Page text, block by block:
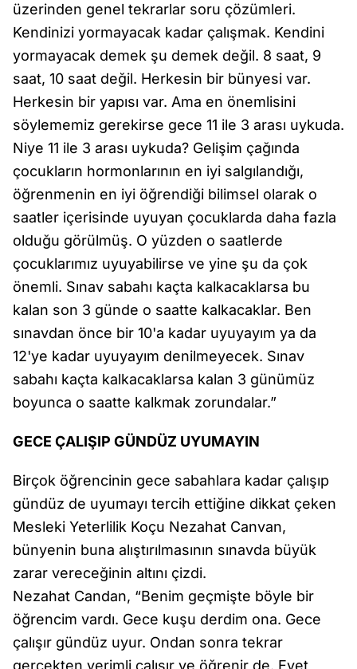
üzerinden genel tekrarlar soru çözümleri.
Kendinizi yormayacak kadar çalışmak. Kendini
yormayacak demek şu demek değil. 8 saat, 9
saat, 10 saat değil. Herkesin bir bünyesi var.
Herkesin bir yapısı var. Ama en önemlisini
söylememiz gerekirse gece 11 ile 3 arası uykuda.
Niye 11 ile 3 arası uykuda? Gelişim çağında
çocukların hormonlarının en iyi salgılandığı,
öğrenmenin en iyi öğrendiği bilimsel olarak o
saatler içerisinde uyuyan çocuklarda daha fazla
olduğu görülmüş. O yüzden o saatlerde
çocuklarımız uyuyabilirse ve yine şu da çok
önemli. Sınav sabahı kaçta kalkacaklarsa bu
kalan son 3 günde o saatte kalkacaklar. Ben
sınavdan önce bir 10'a kadar uyuyayım ya da
12'ye kadar uyuyayım denilmeyecek. Sınav
sabahı kaçta kalkacaklarsa kalan 3 günümüz
boyunca o saatte kalkmak zorundalar.”
GECE ÇALIŞIP GÜNDÜZ UYUMAYIN
Birçok öğrencinin gece sabahlara kadar çalışıp
gündüz de uyumayı tercih ettiğine dikkat çeken
Mesleki Yeterlilik Koçu Nezahat Canvan,
bünyenin buna alıştırılmasının sınavda büyük
zarar vereceğinin altını çizdi.
Nezahat Candan, “Benim geçmişte böyle bir
öğrencim vardı. Gece kuşu derdim ona. Gece
çalışır gündüz uyur. Ondan sonra tekrar
gerçekten verimli çalışır ve öğrenir de. Evet